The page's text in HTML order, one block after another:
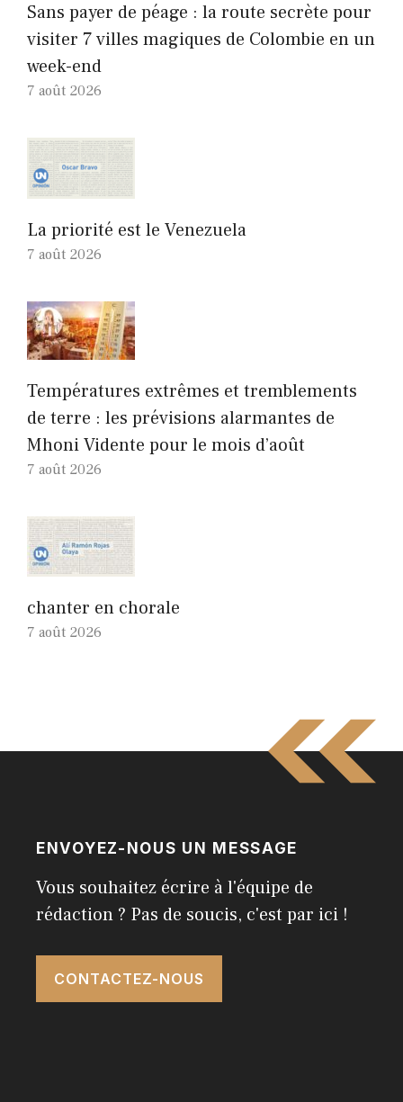
Sans payer de péage : la route secrète pour
visiter 7 villes magiques de Colombie en un
week-end
7 août 2026
La priorité est le Venezuela
7 août 2026
Températures extrêmes et tremblements
de terre : les prévisions alarmantes de
Mhoni Vidente pour le mois d’août
7 août 2026
chanter en chorale
7 août 2026
ENVOYEZ-NOUS UN MESSAGE
Vous souhaitez écrire à l'équipe de
rédaction ? Pas de soucis, c'est par ici !
CONTACTEZ-NOUS